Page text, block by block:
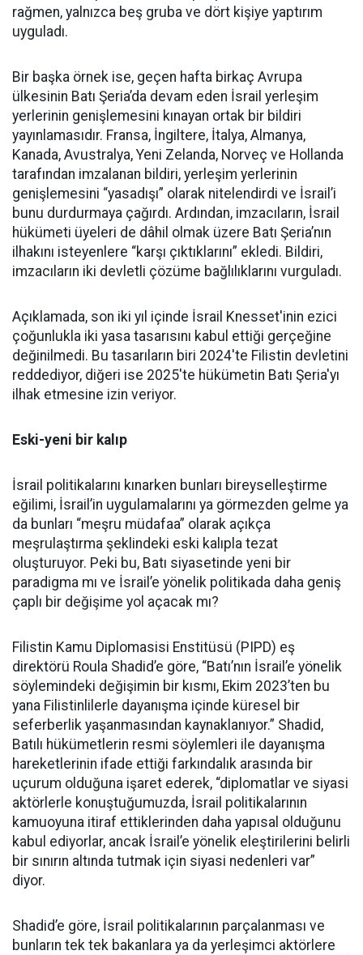
rağmen, yalnızca beş gruba ve dört kişiye yaptırım
uyguladı.
Bir başka örnek ise, geçen hafta birkaç Avrupa
ülkesinin Batı Şeria’da devam eden İsrail yerleşim
yerlerinin genişlemesini kınayan ortak bir bildiri
yayınlamasıdır. Fransa, İngiltere, İtalya, Almanya,
Kanada, Avustralya, Yeni Zelanda, Norveç ve Hollanda
tarafından imzalanan bildiri, yerleşim yerlerinin
genişlemesini “yasadışı” olarak nitelendirdi ve İsrail’i
bunu durdurmaya çağırdı. Ardından, imzacıların, İsrail
hükümeti üyeleri de dâhil olmak üzere Batı Şeria’nın
ilhakını isteyenlere “karşı çıktıklarını” ekledi. Bildiri,
imzacıların iki devletli çözüme bağlılıklarını vurguladı.
Açıklamada, son iki yıl içinde İsrail Knesset'inin ezici
çoğunlukla iki yasa tasarısını kabul ettiği gerçeğine
değinilmedi. Bu tasarıların biri 2024'te Filistin devletini
reddediyor, diğeri ise 2025'te hükümetin Batı Şeria'yı
ilhak etmesine izin veriyor.
Eski-yeni bir kalıp
İsrail politikalarını kınarken bunları bireyselleştirme
eğilimi, İsrail’in uygulamalarını ya görmezden gelme ya
da bunları “meşru müdafaa” olarak açıkça
meşrulaştırma şeklindeki eski kalıpla tezat
oluşturuyor. Peki bu, Batı siyasetinde yeni bir
paradigma mı ve İsrail’e yönelik politikada daha geniş
çaplı bir değişime yol açacak mı?
Filistin Kamu Diplomasisi Enstitüsü (PIPD) eş
direktörü Roula Shadid’e göre, “Batı’nın İsrail’e yönelik
söylemindeki değişimin bir kısmı, Ekim 2023’ten bu
yana Filistinlilerle dayanışma içinde küresel bir
seferberlik yaşanmasından kaynaklanıyor.” Shadid,
Batılı hükümetlerin resmi söylemleri ile dayanışma
hareketlerinin ifade ettiği farkındalık arasında bir
uçurum olduğuna işaret ederek, “diplomatlar ve siyasi
aktörlerle konuştuğumuzda, İsrail politikalarının
kamuoyuna itiraf ettiklerinden daha yapısal olduğunu
kabul ediyorlar, ancak İsrail’e yönelik eleştirilerini belirli
bir sınırın altında tutmak için siyasi nedenleri var”
diyor.
Shadid’e göre, İsrail politikalarının parçalanması ve
bunların tek tek bakanlara ya da yerleşimci aktörlere